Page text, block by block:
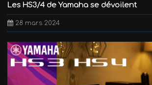
Les HS3/4 de Yamaha se dévoilent
28 mars 2024